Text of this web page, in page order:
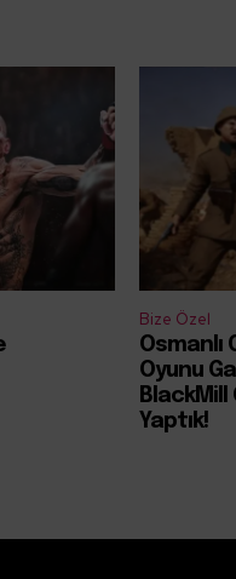
Bize Özel
Osmanlı
Oyunu
BlackMill
Yaptık!